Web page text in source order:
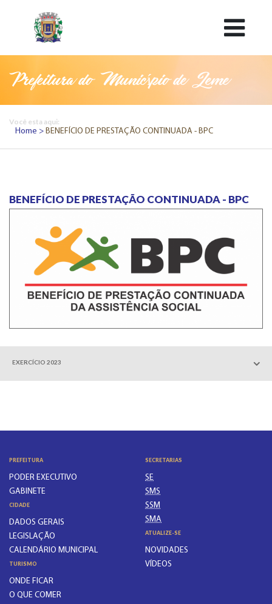
Prefeitura do Município de Leme
Você esta aqui:
Home
BENEFÍCIO DE PRESTAÇÃO CONTINUADA - BPC
BENEFÍCIO DE PRESTAÇÃO CONTINUADA - BPC
EXERCÍCIO 2023
PREFEITURA
PODER EXECUTIVO
GABINETE
CIDADE
DADOS GERAIS
LEGISLAÇÃO
CALENDÁRIO MUNICIPAL
TURISMO
ONDE FICAR
O QUE COMER
SECRETARIAS
SE
SMS
SSM
SMA
ATUALIZE-SE
NOVIDADES
VÍDEOS